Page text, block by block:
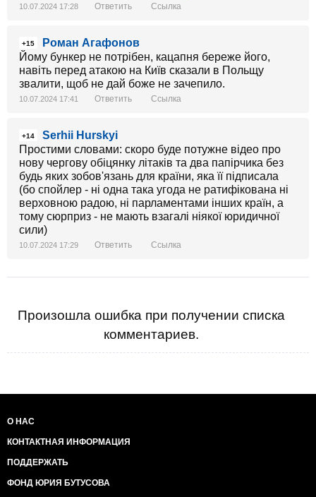
10.07.2024 17:28 Ответить Ссылка
+15
Роман Агафонов
Йому бункер не потрібен, кацапня береже його,
навіть перед атакою на Київ сказали в Польщу
звалити, щоб не дай боже не зачепило.
10.07.2024 17:41 Ответить Ссылка
+14
Serhii Hurskyi
Простими словами: скоро буде потужне відео про
нову чергову обіцянку літаків та два папірчика без
будь яких зобов'язань для країни, яка її підписала
(бо спойлер - ні одна така угода не ратифікована ні
верховною радою, ні парламентами інших країн, а
тому сюрприз - не мають взагалі ніякої юридичної
сили)
10.07.2024 17:29 Ответить Ссылка
Произошла ошибка при получении списка
комментариев.
О НАС
КОНТАКТНАЯ ИНФОРМАЦИЯ
ПОДДЕРЖАТЬ
ФОНД ЮРИЯ БУТУСОВА